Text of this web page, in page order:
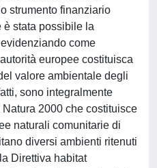
strumento finanziario
stata possibile la
come
europee costituisca
valore ambientale degli
sono integralmente
2000 che costituisce
naturali comunitarie di
diversi ambienti ritenuti
Direttiva habitat